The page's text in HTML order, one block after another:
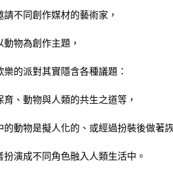
請不同創作媒材的藝術家，
動物為創作主題，
樂的派對其實隱含各種議題：
育、動物與人類的共生之道等，
的動物是擬人化的、或經過扮裝後做著
扮演成不同角色融入人類生活中。